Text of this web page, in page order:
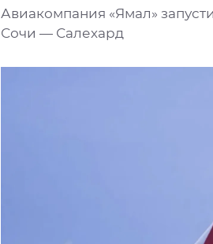
Авиакомпания «Ямал»
Сочи — Салехард